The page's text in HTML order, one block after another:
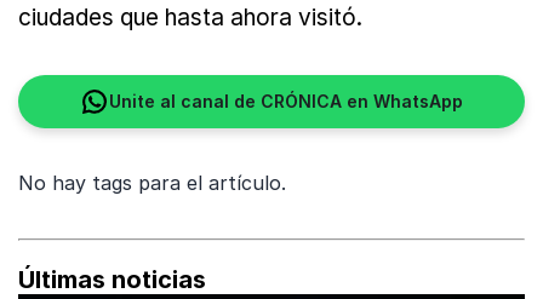
ciudades que hasta ahora visitó.
Unite al canal de CRÓNICA en WhatsApp
No hay tags para el artículo.
Últimas noticias